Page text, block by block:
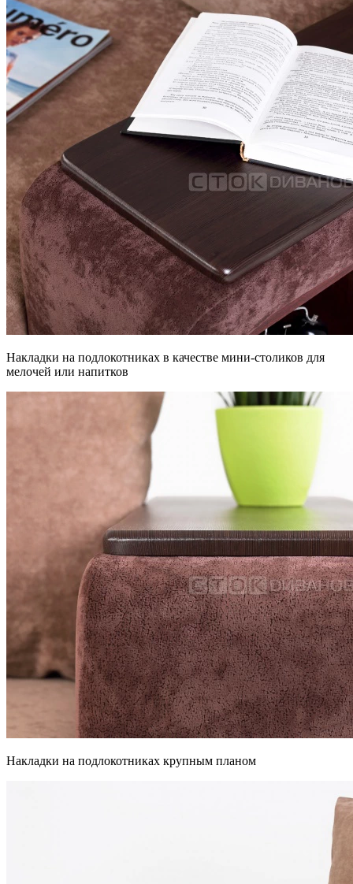
Накладки на подлокотниках в качестве мини-столиков для
мелочей или напитков
Накладки на подлокотниках крупным планом